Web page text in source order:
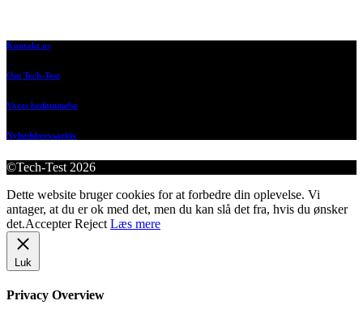
Kontakt os
Om Tech-Test
Vores bedømmelse
Nyhedsbrevsarkiv
©Tech-Test 2026
Dette website bruger cookies for at forbedre din oplevelse. Vi
antager, at du er ok med det, men du kan slå det fra, hvis du ønsker
det.Accepter Reject Læs mere
Luk
Privacy Overview